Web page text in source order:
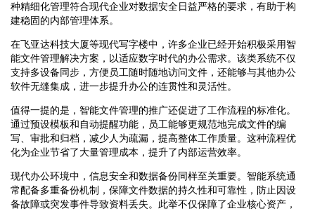
种精细化管理符合现代企业对数据安全日益严格的要求，有助于构
建稳固的内部管理体系。
在飞亚达科技大厦等现代写字楼中，许多企业已经开始积极采用智
能文件管理解决方案，以适应数字时代的办公需求。该类系统不仅
支持多设备同步，方便员工随时随地访问文件，还能够与其他办公
软件无缝集成，进一步提升办公的连贯性和灵活性。
值得一提的是，智能文件管理的推广还促进了工作流程的标准化。
通过预设模板和自动提醒功能，员工能够更规范地完成文件的编
写、审批和归档，减少人为疏漏，提高整体工作质量。这种流程优
化为企业节省了大量管理成本，提升了内部运营效率。
现代办公环境中，信息安全和数据备份同样至关重要。智能系统通
常配备多重备份机制，保障文件数据的持久性和可靠性，防止因设
备故障或突发事件导致资料丢失。此举不仅保障了企业核心资产，